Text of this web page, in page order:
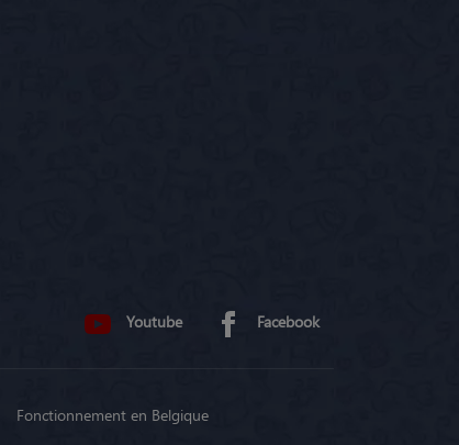
Youtube Facebook
Fonctionnement en Belgique